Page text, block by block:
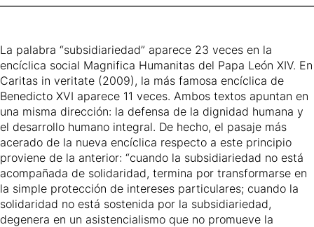
La palabra “subsidiariedad” aparece 23 veces en la
encíclica social Magnifica Humanitas del Papa León XIV. En
Caritas in veritate (2009), la más famosa encíclica de
Benedicto XVI aparece 11 veces. Ambos textos apuntan en
una misma dirección: la defensa de la dignidad humana y
el desarrollo humano integral. De hecho, el pasaje más
acerado de la nueva encíclica respecto a este principio
proviene de la anterior: “cuando la subsidiariedad no está
acompañada de solidaridad, termina por transformarse en
la simple protección de intereses particulares; cuando la
solidaridad no está sostenida por la subsidiariedad,
degenera en un asistencialismo que no promueve la